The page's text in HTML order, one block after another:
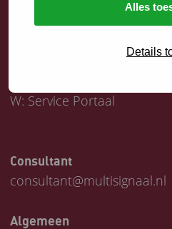
Alles
Details
W: Service Portaal
Consultant
consultant@multisignaal.nl
Algemeen